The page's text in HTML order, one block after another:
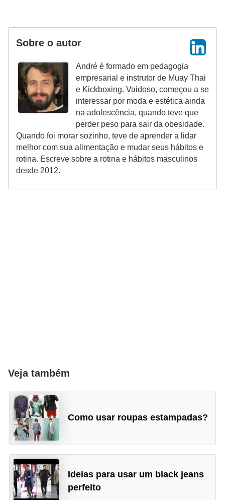
Sobre o autor
André é formado em pedagogia
empresarial e instrutor de Muay Thai
e Kickboxing. Vaidoso, começou a se
interessar por moda e estética ainda
na adolescência, quando teve que
perder peso para sair da obesidade.
Quando foi morar sozinho, teve de aprender a lidar
melhor com sua alimentação e mudar seus hábitos e
rotina. Escreve sobre a rotina e hábitos masculinos
desde 2012.
Veja também
Como usar roupas estampadas?
Ideias para usar um black jeans
perfeito